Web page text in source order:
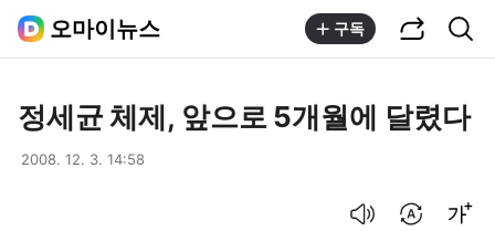
오마이뉴스 구독
정세균 체제, 앞으로 5개월에 달렸다
2008. 12. 3. 14:58